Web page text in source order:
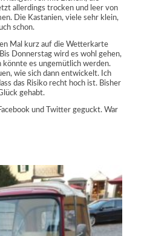
allerdings trocken und leer von
Die Kastanien, viele sehr klein,
schon.
Mal kurz auf die Wetterkarte
Donnerstag wird es wohl gehen,
könnte es ungemütlich werden.
wie sich dann entwickelt. Ich
das Risiko recht hoch ist. Bisher
gehabt.
und Twitter geguckt. War